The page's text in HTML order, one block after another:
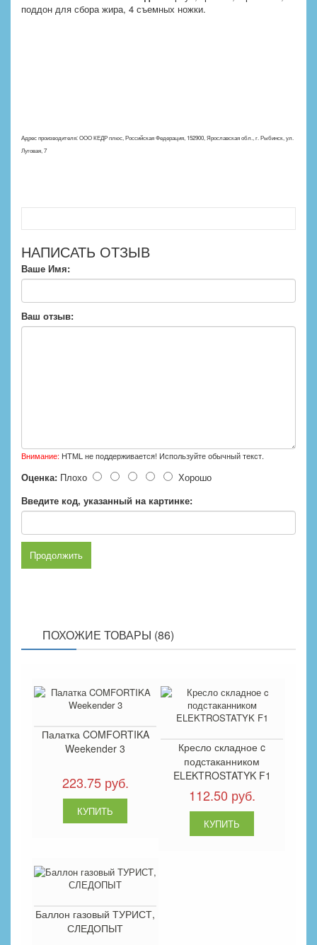
поддон для сбора жира, 4 съемных ножки.
Адрес производителя: ООО КЕДР плюс, Российская Федерация, 152900, Ярославская обл., г. Рыбинск, ул.
Луговая, 7
НАПИСАТЬ ОТЗЫВ
Ваше Имя:
Ваш отзыв:
Внимание: HTML не поддерживается! Используйте обычный текст.
Оценка: Плохо
Хорошо
Введите код, указанный на картинке:
Продолжить
ПОХОЖИЕ ТОВАРЫ (86)
Палатка COMFORTIKA
Weekender 3
223.75 руб.
Кресло складное c
подстаканником
ELEKTROSTATYK F1
112.50 руб.
Баллон газовый ТУРИСТ,
СЛЕДОПЫТ